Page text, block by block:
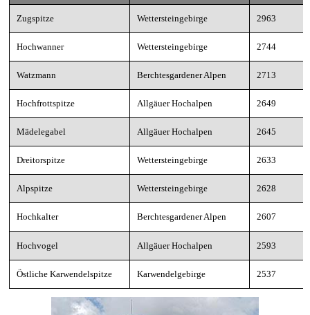
Zugspitze Wettersteingebirge 2963
Hochwanner Wettersteingebirge 2744
Watzmann Berchtesgardener Alpen 2713
Hochfrottspitze Allgäuer Hochalpen 2649
Mädelegabel Allgäuer Hochalpen 2645
Dreitorspitze Wettersteingebirge 2633
Alpspitze Wettersteingebirge 2628
Hochkalter Berchtesgardener Alpen 2607
Hochvogel Allgäuer Hochalpen 2593
Östliche Karwendelspitze Karwendelgebirge 2537